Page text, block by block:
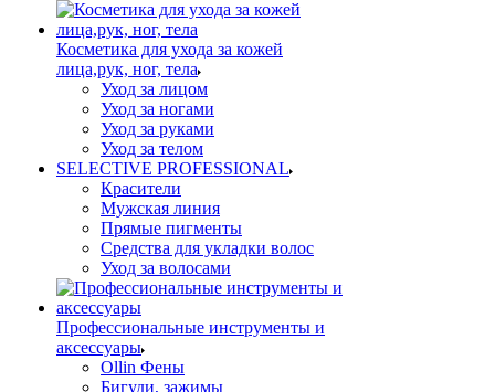
Косметика для ухода за кожей
лица,рук, ног, тела
Уход за лицом
Уход за ногами
Уход за руками
Уход за телом
SELECTIVE PROFESSIONAL
Красители
Мужская линия
Прямые пигменты
Средства для укладки волос
Уход за волосами
Профессиональные инструменты и
аксессуары
Ollin Фены
Бигуди, зажимы